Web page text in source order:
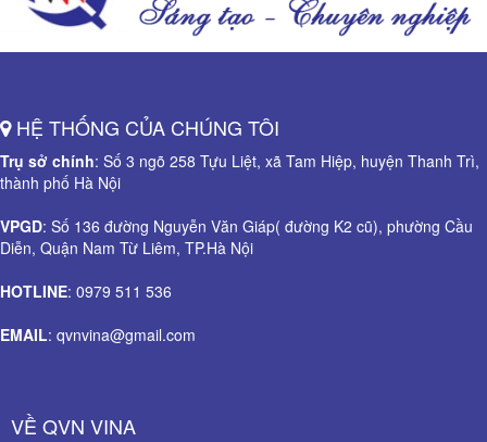
HỆ THỐNG CỦA CHÚNG TÔI
Trụ sở chính: Số 3 ngõ 258 Tựu Liệt, xã Tam Hiệp, huyện Thanh Trì,
thành phố Hà Nội
VPGD: Số 136 đường Nguyễn Văn Giáp( đường K2 cũ), phường Cầu
Diễn, Quận Nam Từ Liêm, TP.Hà Nội
HOTLINE: 0979 511 536
EMAIL: qvnvina@gmail.com
VỀ QVN VINA